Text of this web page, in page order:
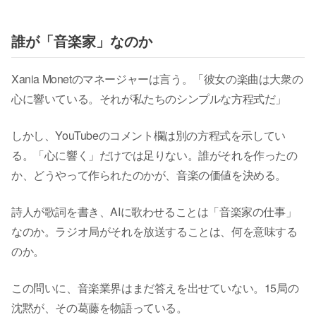
誰が「音楽家」なのか
Xania Monetのマネージャーは言う。「彼女の楽曲は大衆の
心に響いている。それが私たちのシンプルな方程式だ」
しかし、YouTubeのコメント欄は別の方程式を示してい
る。「心に響く」だけでは足りない。誰がそれを作ったの
か、どうやって作られたのかが、音楽の価値を決める。
詩人が歌詞を書き、AIに歌わせることは「音楽家の仕事」
なのか。ラジオ局がそれを放送することは、何を意味する
のか。
この問いに、音楽業界はまだ答えを出せていない。15局の
沈黙が、その葛藤を物語っている。